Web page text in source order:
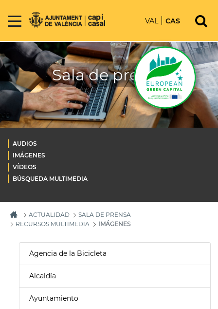
VAL CAS
Sala de prensa
AUDIOS
IMÁGENES
VÍDEOS
BÚSQUEDA MULTIMEDIA
ACTUALIDAD
SALA DE PRENSA
RECURSOS MULTIMEDIA
IMÁGENES
Agencia de la Bicicleta
Alcaldía
Ayuntamiento